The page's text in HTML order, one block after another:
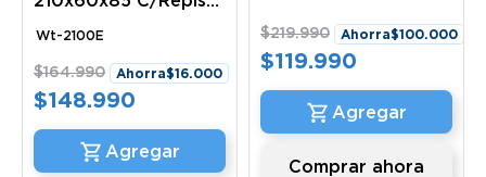
Ventus
Wt-2100E
$164.990 Ahorra$16.000
$148.990
$219.990 Ahorra$100.000
$119.990
Comprar ahora